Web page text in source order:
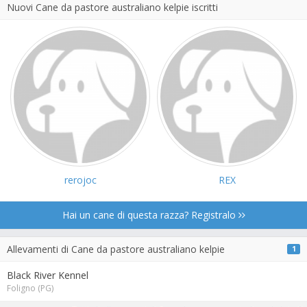
Nuovi Cane da pastore australiano kelpie iscritti
rerojoc REX
Hai un cane di questa razza? Registralo
Allevamenti di Cane da pastore australiano kelpie 1
Black River Kennel
Foligno (PG)